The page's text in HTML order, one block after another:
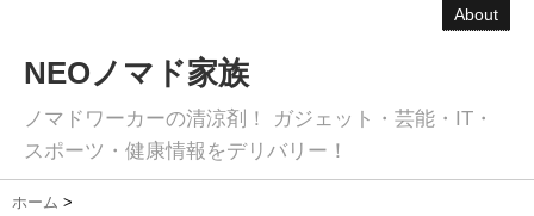
About
NEOノマド家族
ノマドワーカーの清涼剤！ ガジェット・芸能・IT・
スポーツ・健康情報をデリバリー！
ホーム >